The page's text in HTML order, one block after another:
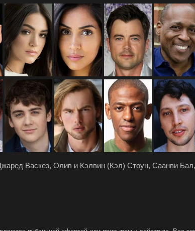
Васкез, Олив и Кэлвин (Кэл) Стоун, Саанви